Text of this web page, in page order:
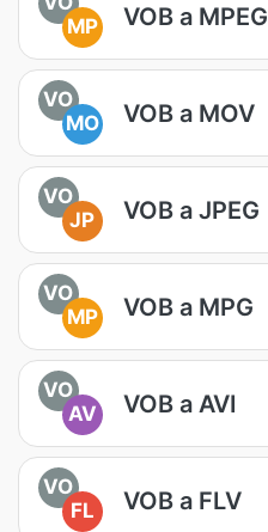
MP
VOB a MPEG
VO
MO
VOB a MOV
VO
JP
VOB a JPEG
VO
MP
VOB a MPG
VO
AV
VOB a AVI
VO
FL
VOB a FLV